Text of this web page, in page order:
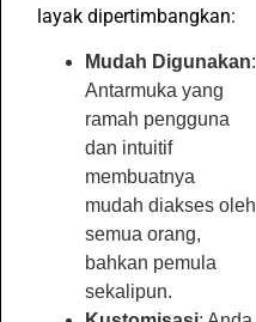
layak dipertimbangkan:
Mudah Digunakan:
Antarmuka yang
ramah pengguna
dan intuitif
membuatnya
mudah diakses oleh
semua orang,
bahkan pemula
sekalipun.